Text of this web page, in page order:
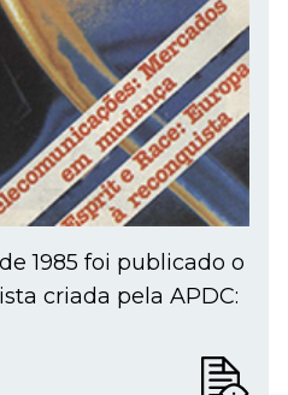
1985 foi publicado o
criada pela APDC: